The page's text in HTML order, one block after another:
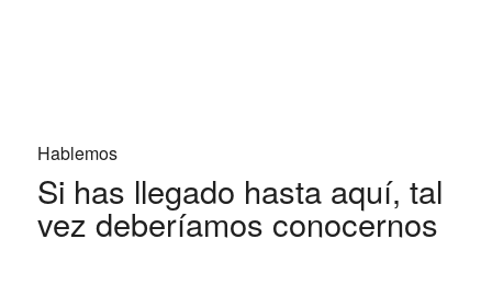
Hablemos
Si has llegado hasta aquí, tal
vez deberíamos conocernos